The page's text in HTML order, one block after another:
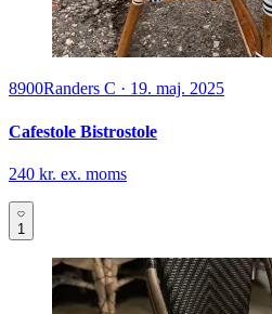
8900Randers C · 19. maj. 2025
Cafestole Bistrostole
240 kr. ex. moms
1